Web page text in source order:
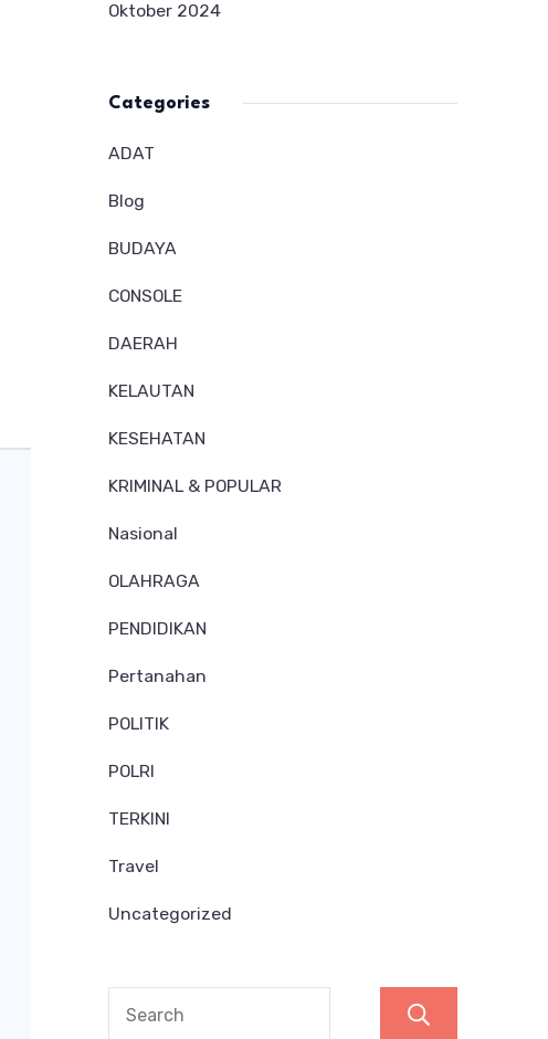
Oktober 2024
Categories
ADAT
Blog
BUDAYA
CONSOLE
DAERAH
KELAUTAN
KESEHATAN
KRIMINAL & POPULAR
Nasional
OLAHRAGA
PENDIDIKAN
Pertanahan
POLITIK
POLRI
TERKINI
Travel
Uncategorized